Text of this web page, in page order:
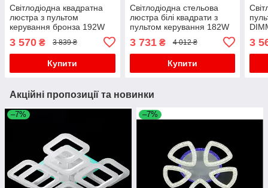
Світлодіодна квадратна
люстра з пультом
керування бронза 192W
H140*L600*W600
3 570 ₴ 3 839 ₴
Купити
Світлодіодна стельова
люстра білі квадрати з
пультом керування 182W
730*630*150
3 731₴ 4 012 ₴
Купити
3
Акційні пропозиції та новинки
–7% –7%